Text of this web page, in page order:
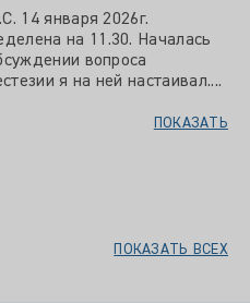
14 января 2026г.
на 11.30. Началась
вопроса
я на ней настаивал....
ПОКАЗАТЬ
ПОКАЗАТЬ ВСЕХ